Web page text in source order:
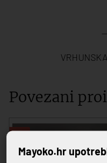
Povezani
Mayoko.hr